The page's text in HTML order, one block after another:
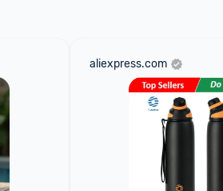
aliexpress.com